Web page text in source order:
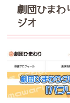
劇団ひまわ
ジオ